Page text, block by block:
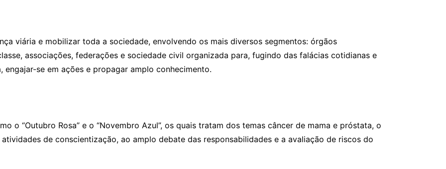
viária e mobilizar toda a sociedade, envolvendo os mais diversos segmentos: órgãos
associações, federações e sociedade civil organizada para, fugindo das falácias cotidianas e
se em ações e propagar amplo conhecimento.
o “Outubro Rosa” e o “Novembro Azul”, os quais tratam dos temas câncer de mama e próstata, o
de conscientização, ao amplo debate das responsabilidades e a avaliação de riscos do